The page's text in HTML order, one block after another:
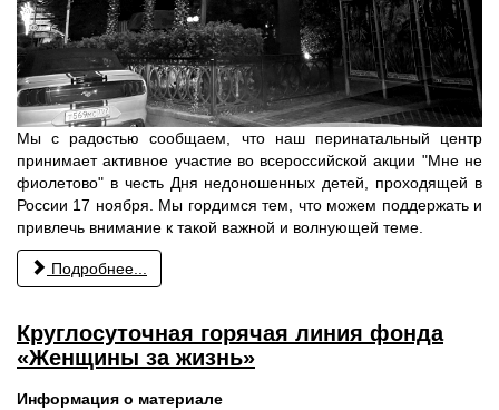
Мы с радостью сообщаем, что наш перинатальный центр
принимает активное участие во всероссийской акции "Мне не
фиолетово" в честь Дня недоношенных детей, проходящей в
России 17 ноября. Мы гордимся тем, что можем поддержать и
привлечь внимание к такой важной и волнующей теме.
Подробнее...
Круглосуточная горячая линия фонда
«Женщины за жизнь»
Информация о материале